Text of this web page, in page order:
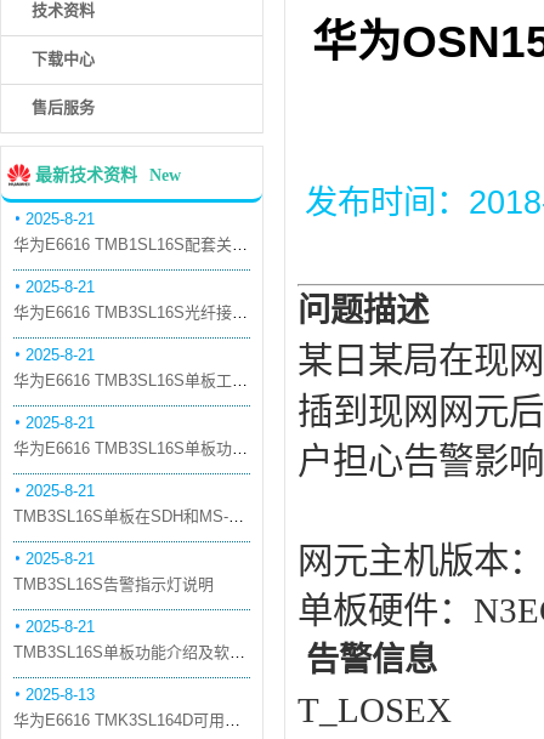
技术资料
下载中心
售后服务
最新技术资料 New
2025-8-21
华为E6616 TMB1SL16S配套关系和替代关系
2025-8-21
华为E6616 TMB3SL16S光纤接口板槽位占用介绍
2025-8-21
华为E6616 TMB3SL16S单板工作原理和信号流
2025-8-21
华为E6616 TMB3SL16S单板功能和机械指标
2025-8-21
TMB3SL16S单板在SDH和MS-OTN模式下的应用
2025-8-21
TMB3SL16S告警指示灯说明
2025-8-21
TMB3SL16S单板功能介绍及软件配套
2025-8-13
华为E6616 TMK3SL164D可用万兆光模块
华为
发布时间：
问题描述
某日某局在现
插到现网网元
户担心告警影
网元主机版本：
单板硬件：
告警信息
T_LOSEX